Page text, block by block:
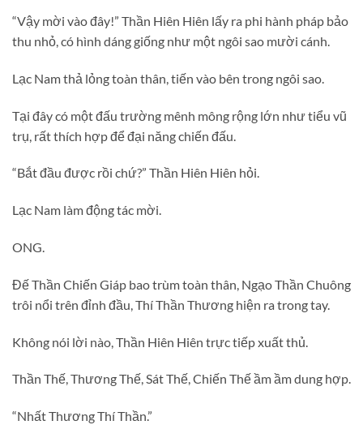
“Vậy mời vào đây!” Thần Hiên Hiên lấy ra phi hành pháp bảo
thu nhỏ, có hình dáng giống như một ngôi sao mười cánh.
Lạc Nam thả lỏng toàn thân, tiến vào bên trong ngôi sao.
Tại đây có một đấu trường mênh mông rộng lớn như tiểu vũ
trụ, rất thích hợp để đại năng chiến đấu.
“Bắt đầu được rồi chứ?” Thần Hiên Hiên hỏi.
Lạc Nam làm động tác mời.
ONG.
Đế Thần Chiến Giáp bao trùm toàn thân, Ngạo Thần Chuông
trôi nổi trên đỉnh đầu, Thí Thần Thương hiện ra trong tay.
Không nói lời nào, Thần Hiên Hiên trực tiếp xuất thủ.
Thần Thế, Thương Thế, Sát Thế, Chiến Thế ầm ầm dung hợp.
“Nhất Thương Thí Thần.”